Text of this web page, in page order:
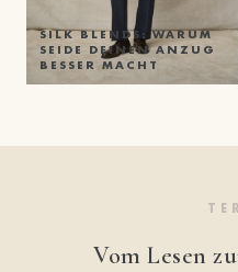
SILK BLENDS: WARUM
SEIDE DEINEN ANZUG
BESSER MACHT
Vom Lesen